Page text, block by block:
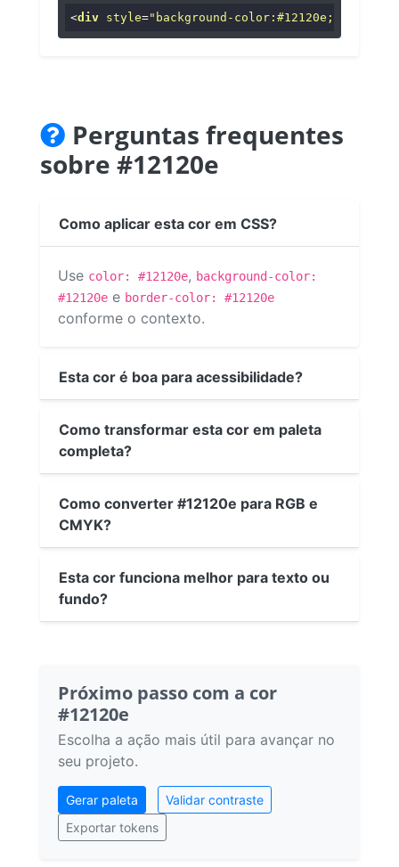
<div style="background-color:#12120e;"
Perguntas frequentes
sobre #12120e
Como aplicar esta cor em CSS?
Use color: #12120e, background-color:
#12120e e border-color: #12120e
conforme o contexto.
Esta cor é boa para acessibilidade?
Como transformar esta cor em paleta
completa?
Como converter #12120e para RGB e
CMYK?
Esta cor funciona melhor para texto ou
fundo?
Próximo passo com a cor
#12120e
Escolha a ação mais útil para avançar no
seu projeto.
Gerar paleta
Validar contraste
Exportar tokens